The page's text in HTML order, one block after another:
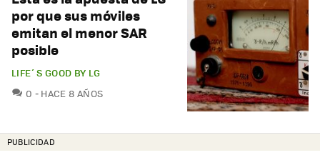
por que sus móviles
emitan el menor SAR
posible
LIFE´S GOOD BY LG
0 COMENTARIOS
HACE 8 AÑOS
PUBLICIDAD